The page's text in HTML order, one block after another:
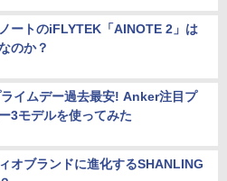
ートのiFLYTEK「AINOTE 2」は
のか？
イムデー過去最安! Anker注目プ
3モデルを使ってみた
オブランドに進化するSHANLING